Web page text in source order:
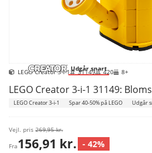
Udgår snart
LEGO Creator 3-i-1 31149 420 8+
LEGO Creator 3-i-1 31149:
LEGO Creator 3-i-1 Spar 40-50% på LEGO Udgår
Vejl. pris 269,95 kr.
Fra156,91 kr. - 42%